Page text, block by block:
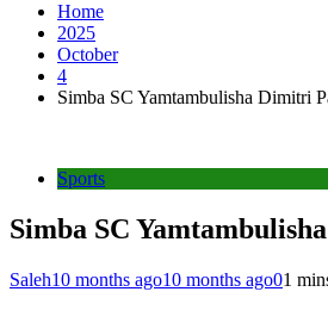
Home
2025
October
4
Simba SC Yamtambulisha Dimitri
Sports
Simba SC
Saleh10 months ago10 months ago01